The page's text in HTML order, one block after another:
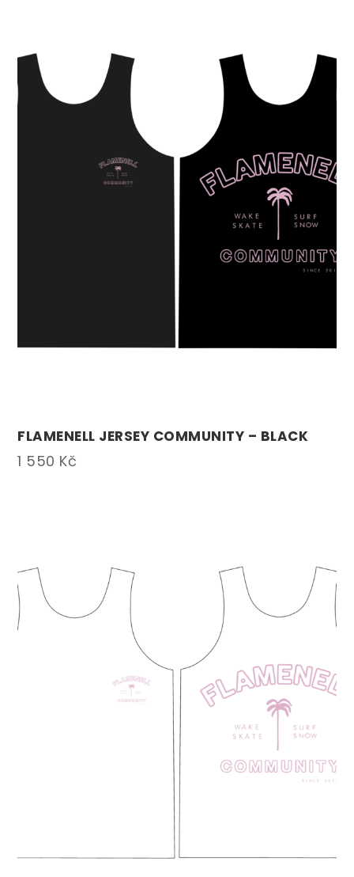
FLAMENELL JERSEY COMMUNITY – BLACK
1 550 Kč